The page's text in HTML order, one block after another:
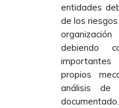
entidades
de los
debiendo
propios
análisis de
documentado.